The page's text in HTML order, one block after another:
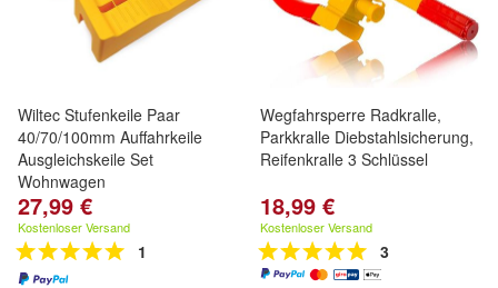
Wiltec Stufenkeile Paar
40/70/100mm Auffahrkeile
Ausgleichskeile Set
Wohnwagen
27,99 €
Kostenloser Versand
1
Wegfahrsperre Radkralle,
Parkkralle Diebstahlsicherung,
Reifenkralle 3 Schlüssel
18,99 €
Kostenloser Versand
3